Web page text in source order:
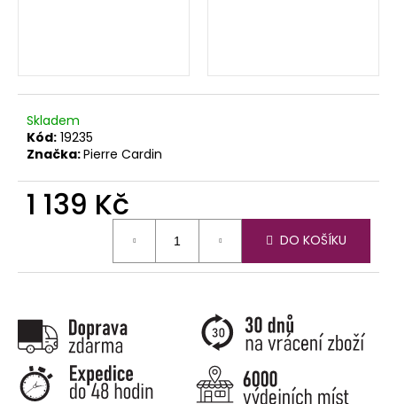
Skladem
Kód: 19235
Značka:Pierre Cardin
1 139 Kč
DO KOŠÍKU